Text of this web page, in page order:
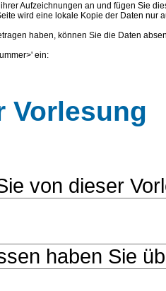
Aufzeichnungen an und fügen Sie
wird eine lokale Kopie der Daten
haben, können Sie die Daten
ein:
Vorlesung
von dieser
haben Sie